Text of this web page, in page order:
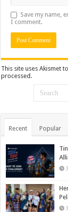
Save my name,
I comment.
This site uses Akismet
processed.
Recent Popular